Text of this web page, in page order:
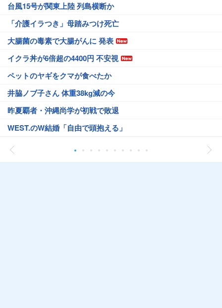
台風15号が関東上陸 列島横断か
「介護イラつき」母踏みつけ死亡
大腸菌の毒素で大腸がんに 発表
イクラ丼が6倍超の4400円 不安視
ペットのヤギをクマが食べたか
井脇ノブ子さん 体重38kg減の今
昨夏覇者・沖縄尚学が初戦で敗退
WEST.のW結婚「自由で頭抱える」